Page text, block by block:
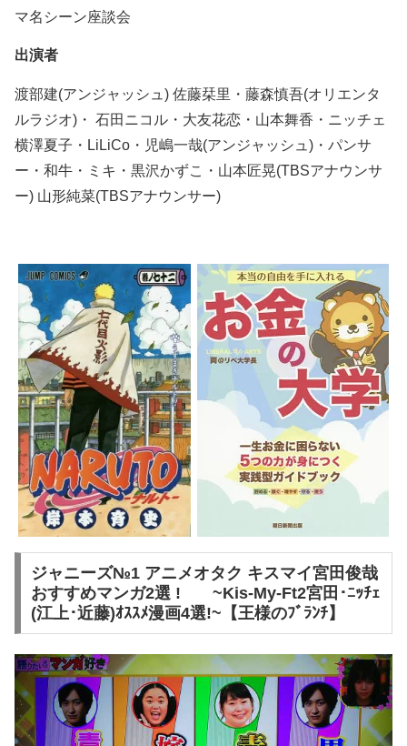
マ名シーン座談会
出演者
渡部建(アンジャッシュ) 佐藤栞里・藤森慎吾(オリエンタ
ルラジオ)・ 石田ニコル・大友花恋・山本舞香・ニッチェ
横澤夏子・LiLiCo・児嶋一哉(アンジャッシュ)・パンサ
ー・和牛・ミキ・黒沢かずこ・山本匠晃(TBSアナウンサ
ー) 山形純菜(TBSアナウンサー)
ジャニーズ№1 アニメオタク キスマイ宮田俊哉
おすすめマンガ2選 ! ~Kis-My-Ft2宮田･ﾆｯﾁｪ
(江上･近藤)ｵｽｽﾒ漫画4選!~【王様のﾌﾞﾗﾝﾁ】